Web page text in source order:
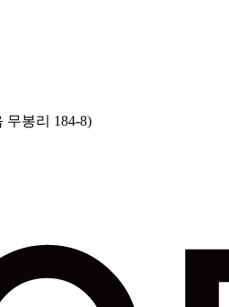
무봉리 184-8)